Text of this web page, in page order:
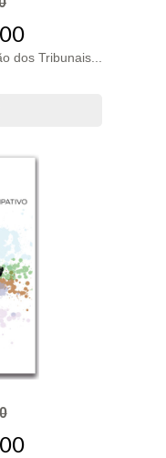
dos Tribunais...